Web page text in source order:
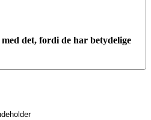
det, fordi de har betydelige